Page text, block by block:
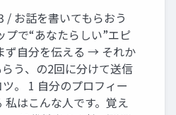
/ お話を書いてもらおう
プで“あなたらしい”エピ
ず⾃分を伝える → それか
う、の2回に分けて送信
。 1 ⾃分のプロフィー
私はこんな人です。覚え